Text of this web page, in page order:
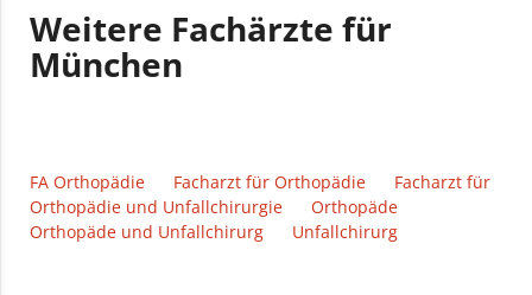
Weitere Fachärzte für
München
FA Orthopädie Facharzt für Orthopädie
Facharzt für
Orthopädie und Unfallchirurgie
Orthopäde
Orthopäde und Unfallchirurg
Unfallchirurg